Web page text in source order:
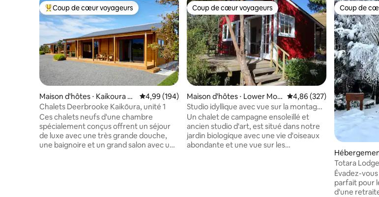
Coups de cœur voyageurs les plus appréciés
Coup de cœur voyageurs
Maison d'hôtes ⋅ Kaikoura Fl
at
Évaluation moyenne sur la base de 194 commentaires : 4,99 sur 5
4,99 (194)
Chalets Deerbrooke Kaikōura, unité 1
Ces chalets neufs d'une chambre
spécialement conçus offrent un séjour
de luxe avec une très grande douche,
une baignoire et un grand salon avec une
Coup de cœur voyageurs
Coup de cœur voyageurs
Maison d'hôtes ⋅ Lower Mou
tere
Évaluation moyenne sur la
4,86 (327)
Studio idyllique avec vue sur la montagne
de Moutere
Un chalet de campagne ensoleillé et
ancien studio d'art, est situé dans notre
jardin biologique avec une vie d'oiseaux
abondante et une vue sur les
Coup de
Coup de
d Village
Totara
- ML97564
Évadez-
parfait pour
d'une